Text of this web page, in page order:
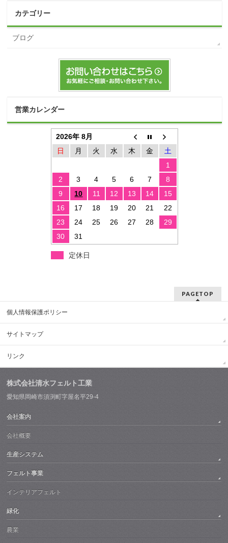
カテゴリー
ブログ
営業カレンダー
2026年 8月
日
月 火 水 木 金
土
1
2
3 4 5 6 7
8
9
10 11 12 13 14
15
16
17 18 19 20 21
22
23
24 25 26 27 28
29
30
31
定休日
PAGETOP
個人情報保護ポリシー
サイトマップ
リンク
株式会社清水フェルト工業
愛知県岡崎市須渕町字屋名平29-4
会社案内
会社概要
生産システム
フェルト事業
インテリアフェルト
緑化
農業